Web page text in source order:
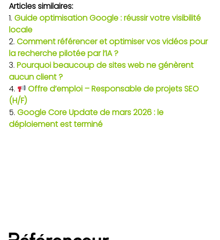
Articles similaires:
Guide optimisation Google : réussir votre visibilité
locale
Comment référencer et optimiser vos vidéos pour
la recherche pilotée par l’IA ?
Pourquoi beaucoup de sites web ne génèrent
aucun client ?
Offre d’emploi – Responsable de projets SEO
(H/F)
Google Core Update de mars 2026 : le
déploiement est terminé